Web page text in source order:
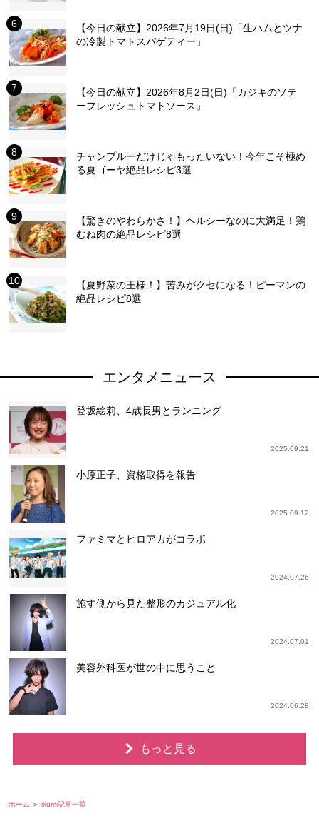
【今日の献立】2026年7月19日(日)「生ハムとツナ
の冷製トマトスパゲティー」
【今日の献立】2026年8月2日(日)「カジキのソテ
ーフレッシュトマトソース」
チャンプルーだけじゃもったいない！今年こそ極め
る夏ゴーヤ絶品レシピ3選
【驚きのやわらかさ！】ヘルシーなのに大満足！鶏
むね肉の絶品レシピ8選
【夏野菜の王様！】苦みがクセになる！ピーマンの
絶品レシピ8選
エンタメニュース
登坂絵莉、4歳長男とランニング
2025.09.21
小原正子、資格取得を報告
2025.09.12
ファミマとヒロアカがコラボ
2024.07.26
施す側から見た整形のカジュアル化
2024.07.01
美容外科医が世の中に思うこと
2024.06.28
もっと見る
ホーム ikumi記事一覧